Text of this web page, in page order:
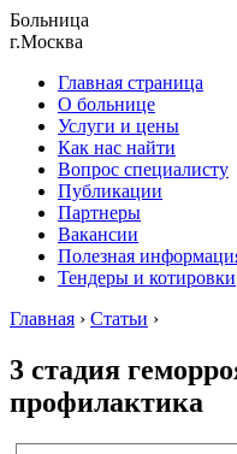
Больница
г.Москва
Главная страница
О больнице
Услуги и цены
Как нас найти
Вопрос специалисту
Публикации
Партнеры
Вакансии
Полезная
Тендеры и котировки
Главная › Статьи ›
3 стадия
профилактика